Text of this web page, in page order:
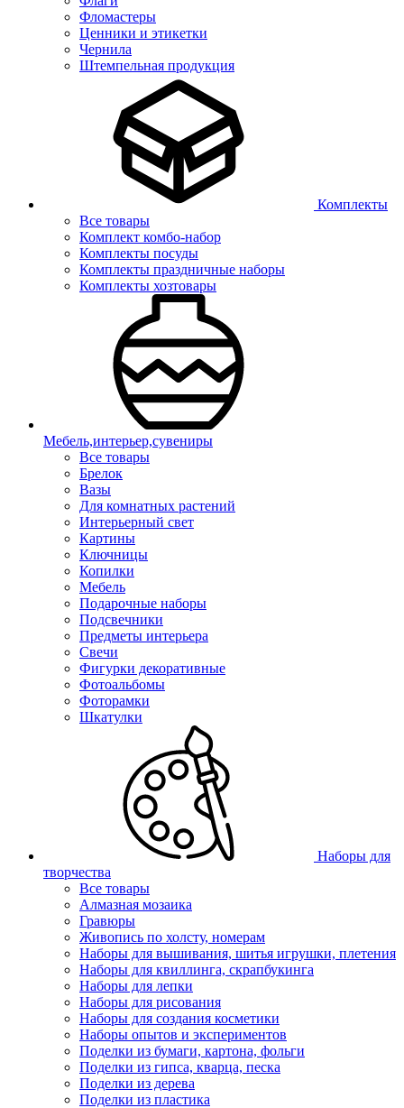
Фломастеры
Ценники и этикетки
Чернила
Штемпельная продукция
Комплекты
Все товары
Комплект комбо-набор
Комплекты посуды
Комплекты праздничные наборы
Комплекты хозтовары
Мебель,интерьер,сувениры
Все товары
Брелок
Вазы
Для комнатных растений
Интерьерный свет
Картины
Ключницы
Копилки
Мебель
Подарочные наборы
Подсвечники
Предметы интерьера
Свечи
Фигурки декоративные
Фотоальбомы
Фоторамки
Шкатулки
Наборы для
творчества
Все товары
Алмазная мозаика
Гравюры
Живопись по холсту, номерам
Наборы для вышивания, шитья игрушки, плетения
Наборы для квиллинга, скрапбукинга
Наборы для лепки
Наборы для рисования
Наборы для создания косметики
Наборы опытов и экспериментов
Поделки из бумаги, картона, фольги
Поделки из гипса, кварца, песка
Поделки из дерева
Поделки из пластика